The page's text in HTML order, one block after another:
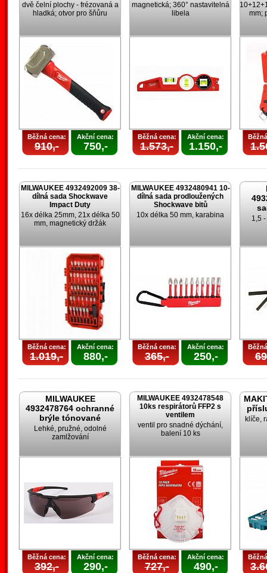
dvě čelní plochy - frézovaná a
hladká; otvor pro šňůru
Běžná cena:
910,-
Akční cena:
750,-
magnetická; 360° nastavitelná
libela
Běžná cena:
1.573,-
Akční cena:
1.150,-
mm;
MILWAUKEE 4932492009 38-
dílná sada Shockwave
Impact Duty
16x délka 25mm, 21x délka 50
mm, magnetický držák
Běžná cena:
1.019,-
Akční cena:
880,-
MILWAUKEE 4932480941 10-
dílná sada prodloužených
Shockwave bitů
10x délka 50 mm, karabina
Běžná cena:
365,-
Akční cena:
250,-
1,5
MILWAUKEE
4932478764 ochranné
brýle tónované
Lehké, pružné, odolné
zamlžování
Běžná cena:
392,-
Akční cena:
290,-
MILWAUKEE 4932478548
10ks respirátorů FFP2 s
ventilem
ventil pro snadné dýchání,
balení 10 ks
Běžná cena:
727,-
Akční cena:
490,-
klíče,